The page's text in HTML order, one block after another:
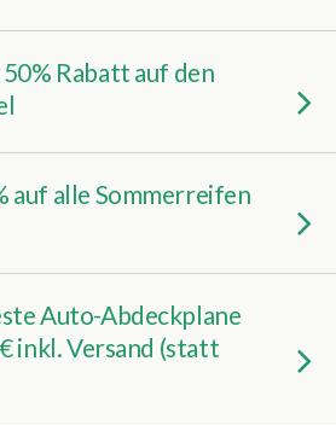
Rabatt auf den
auf alle Sommerreifen
Auto-Abdeckplane
inkl. Versand (statt